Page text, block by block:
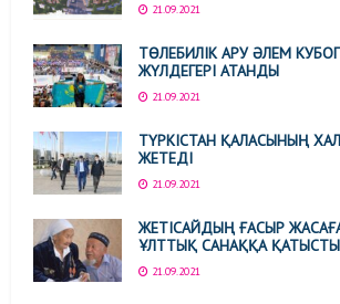
21.09.2021
ТӨЛЕБИЛІК АРУ ӘЛЕМ
ЖҮЛДЕГЕРІ АТАНДЫ
21.09.2021
ТҮРКІСТАН ҚАЛАСЫНЫҢ
ЖЕТЕДІ
21.09.2021
ЖЕТІСАЙДЫҢ ҒАСЫР
ҰЛТТЫҚ САНАҚҚА ҚАТЫСТЫ
21.09.2021